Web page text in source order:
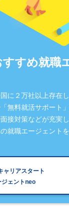
すめ就職
に２万社以上存在
無料就活サポート
接対策などが充実
就職エージェントを
ャリアスタート
ジェントneo